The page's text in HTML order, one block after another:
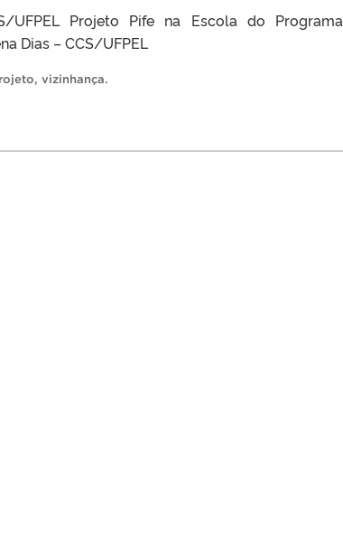
UFPEL Projeto Pife na Escola do Programa
Dias – CCS/UFPEL
, vizinhança.